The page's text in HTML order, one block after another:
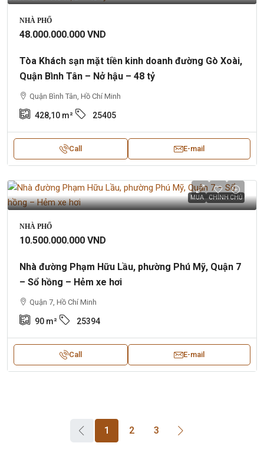
NHÀ PHỐ
48.000.000.000 VND
Tòa Khách sạn mặt tiền kinh doanh đường Gò Xoài,
Quận Bình Tân – Nở hậu – 48 tỷ
Quận Bình Tân, Hồ Chí Minh
428,10 m² 25405
Call E-mail
MUA CHÍNH CHỦ
NHÀ PHỐ
10.500.000.000 VND
Nhà đường Phạm Hữu Lầu, phường Phú Mỹ, Quận 7
– Sổ hồng – Hẻm xe hơi
Quận 7, Hồ Chí Minh
90 m² 25394
Call E-mail
1 2 3